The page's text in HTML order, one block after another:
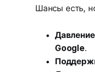
Шансы есть,
Google.